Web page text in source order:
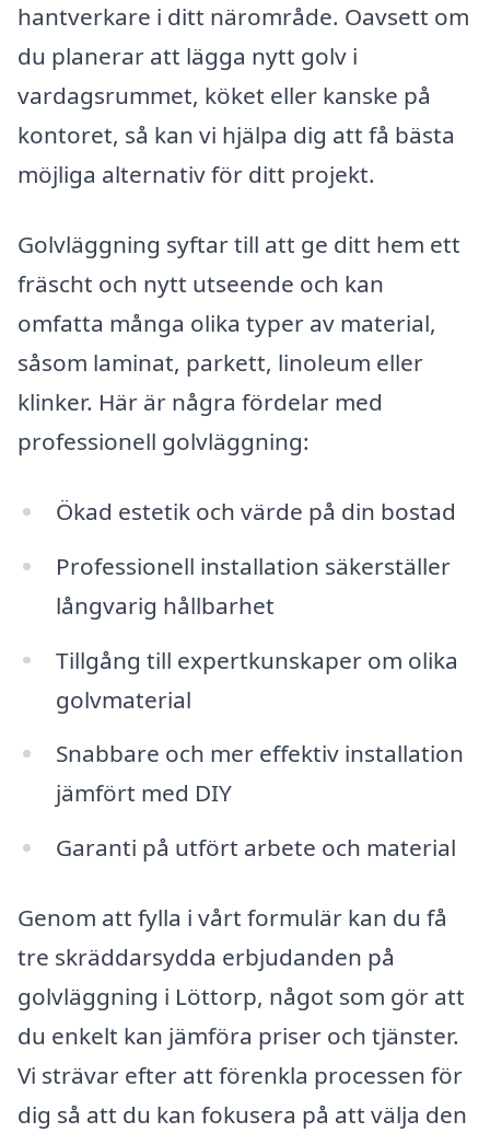
hantverkare i ditt närområde. Oavsett om
du planerar att lägga nytt golv i
vardagsrummet, köket eller kanske på
kontoret, så kan vi hjälpa dig att få bästa
möjliga alternativ för ditt projekt.
Golvläggning syftar till att ge ditt hem ett
fräscht och nytt utseende och kan
omfatta många olika typer av material,
såsom laminat, parkett, linoleum eller
klinker. Här är några fördelar med
professionell golvläggning:
Ökad estetik och värde på din bostad
Professionell installation säkerställer
långvarig hållbarhet
Tillgång till expertkunskaper om olika
golvmaterial
Snabbare och mer effektiv installation
jämfört med DIY
Garanti på utfört arbete och material
Genom att fylla i vårt formulär kan du få
tre skräddarsydda erbjudanden på
golvläggning i Löttorp, något som gör att
du enkelt kan jämföra priser och tjänster.
Vi strävar efter att förenkla processen för
dig så att du kan fokusera på att välja den